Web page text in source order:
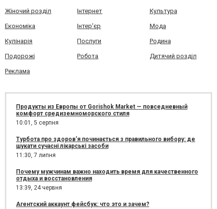
Жіночий розділ Інтернет Культура
Економіка Інтер'єр Мода
Кулінарія Послуги Родина
Подорожі Робота Дитячий розділ
Реклама
Продукты из Европы от Gorishok Market — повседневный
комфорт средиземноморского стиля
10:01, 5 серпня
Турбота про здоров’я починається з правильного вибору: де
шукати сучасні лікарські засоби
11:30, 7 липня
Почему мужчинам важно находить время для качественного
отдыха и восстановления
13:39, 24 червня
Агентский аккаунт фейсбук: что это и зачем?